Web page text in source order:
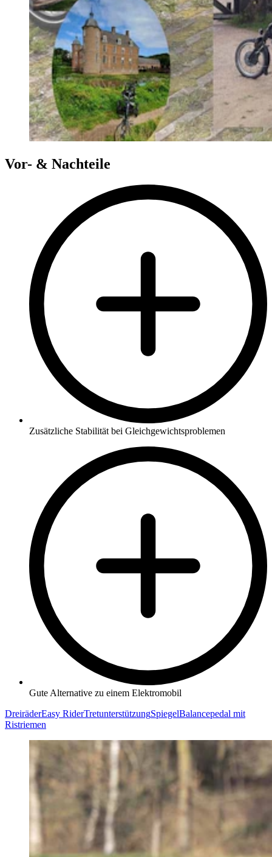
Vor- & Nachteile
Zusätzliche Stabilität bei Gleichgewichtsproblemen
Gute Alternative zu einem Elektromobil
DreiräderEasy RiderTretunterstützungSpiegelBalancepedal mit
Ristriemen